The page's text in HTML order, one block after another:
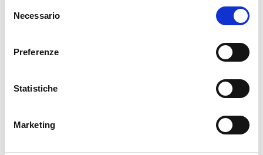
delNecessario
Preferenze
Statistiche
Marketing
al mondo.